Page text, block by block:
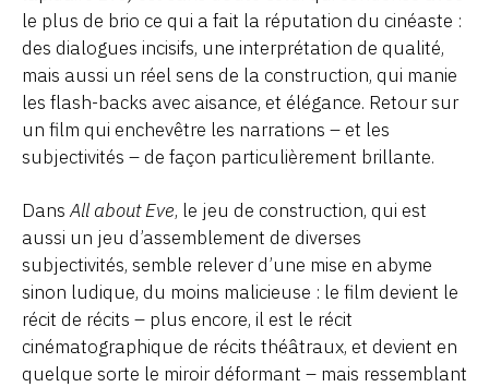
le plus de brio ce qui a fait la réputation du cinéaste :
des dialogues incisifs, une interprétation de qualité,
mais aussi un réel sens de la construction, qui manie
les flash-backs avec aisance, et élégance. Retour sur
un film qui enchevêtre les narrations – et les
subjectivités – de façon particulièrement brillante.
DansAll about Eve, le jeu de construction, qui est
aussi un jeu d’assemblement de diverses
subjectivités, semble relever d’une mise en abyme
sinon ludique, du moins malicieuse : le film devient le
récit de récits – plus encore, il est le récit
cinématographique de récits théâtraux, et devient en
quelque sorte le miroir déformant – mais ressemblant